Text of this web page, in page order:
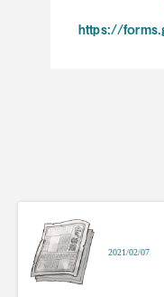
https://
2021/02/07